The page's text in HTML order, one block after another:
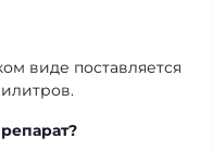
виде поставляется